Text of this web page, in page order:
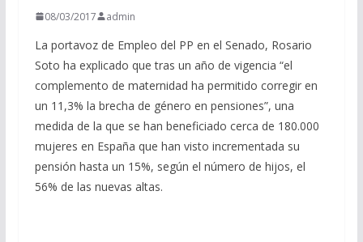
08/03/2017 admin
La portavoz de Empleo del PP en el Senado, Rosario
Soto ha explicado que tras un año de vigencia “el
complemento de maternidad ha permitido corregir en
un 11,3% la brecha de género en pensiones”, una
medida de la que se han beneficiado cerca de 180.000
mujeres en España que han visto incrementada su
pensión hasta un 15%, según el número de hijos, el
56% de las nuevas altas.